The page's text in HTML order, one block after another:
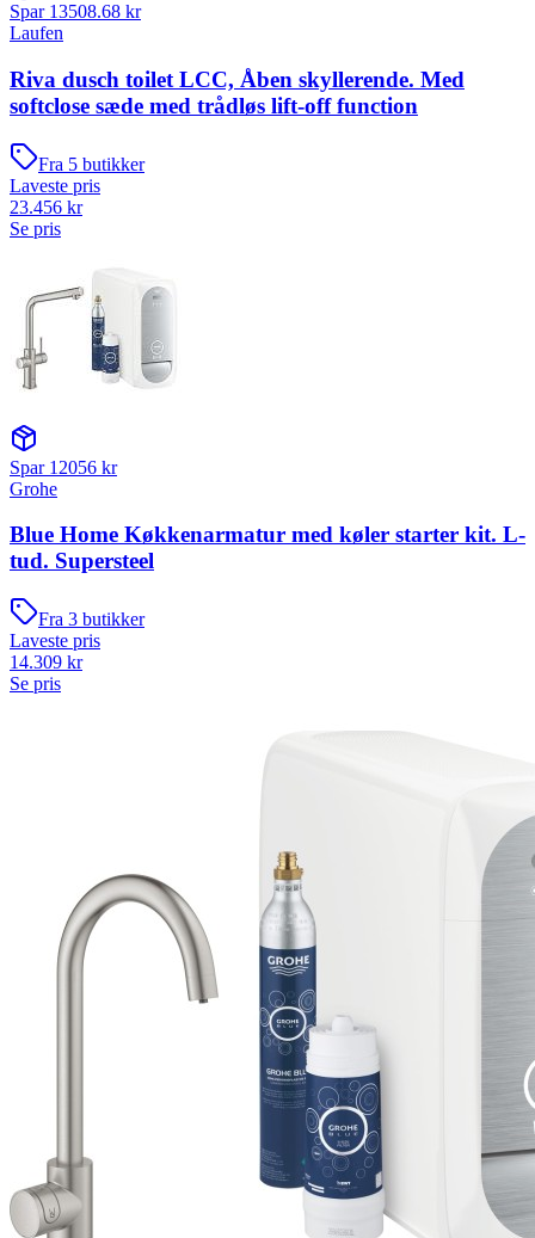
Spar 13508.68 kr
Laufen
Riva dusch toilet LCC, Åben skyllerende. Med
softclose sæde med trådløs lift-off function
Fra 5 butikker
Laveste pris
23.456 kr
Se pris
Spar 12056 kr
Grohe
Blue Home Køkkenarmatur med køler starter kit. L-
tud. Supersteel
Fra 3 butikker
Laveste pris
14.309 kr
Se pris